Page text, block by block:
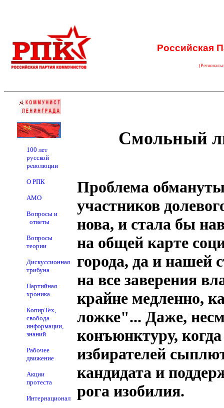
Российская
100 лет
русской
революции
О РПК
АМО
Вопросы и
ответы
Вопросы
теории
Дискуссионная
трибуна
Партийная
хроника
КопирТех,
свобода
информации,
знаний
Рабочее
движение
Акции
протеста
Интернационал
Смольный
Проблема
участников
нова, и стала бы
на общей карте
города, да и нашей
на все заверения
крайне медленно,
ложке"... Даже,
конъюнктуру,
избирателей
кандидата и
рога изобилия.